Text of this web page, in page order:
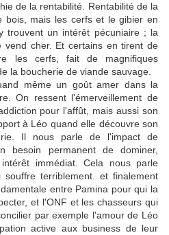
de la rentabilité. Rentabilité de la
bois, mais les cerfs et le gibier en
trouvent un intérêt pécuniaire ; la
cher. Et certains en tirent de
les cerfs, fait de magnifiques
la boucherie de viande sauvage.
même un goût amer dans la
On ressent l'émerveillement de
pour l'affût, mais aussi son
à Léo quand elle découvre son
Il nous parle de l'impact de
besoin permanent de dominer,
immédiat. Cela nous parle
terriblement. et finalement
entre Pamina pour qui la
et l'ONF et les chasseurs qui
par exemple l'amour de Léo
active aux business de leur